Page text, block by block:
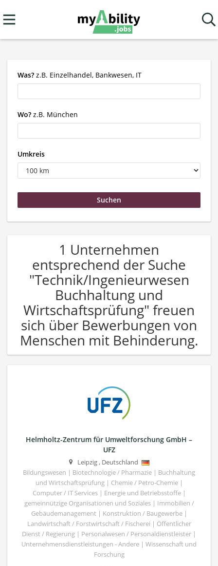
Was? z.B. Einzelhandel, Bankwesen, IT
Wo? z.B. München
Umkreis
1 Unternehmen
entsprechend der Suche
"Technik/Ingenieurwesen
Buchhaltung und
Wirtschaftsprüfung" freuen
sich über Bewerbungen von
Menschen mit Behinderung.
Helmholtz-Zentrum für Umweltforschung GmbH –
UFZ
Leipzig, Deutschland
Bildungswesen | Biotechnologie / Pharmazie | Buchhaltung
und Wirtschaftsprüfung | Chemie / Petro-Chemie |
Computer / IT Services | Energie und Betriebsstoffe |
gemeinnützige Organisationen und Soziales | Immobilien /
Gebäudemanagement | Konstruktion / Baugewerbe |
Landwirtschaft / Forstwirtschaft / Fischerei | Öffentlicher
Dienst / Regierung | Personalwesen / Personaldienstleister |
Unternehmensdienstleistungen - Andere | Wissenschaft und
Forschung